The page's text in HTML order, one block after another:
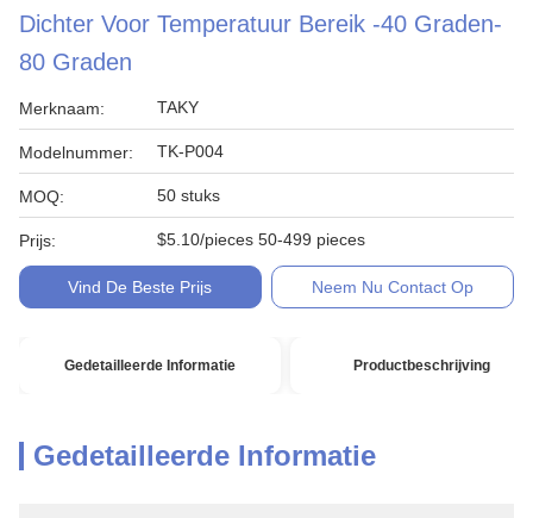
Dichter Voor Temperatuur Bereik -40 Graden-
80 Graden
Merknaam: TAKY
Modelnummer: TK-P004
MOQ: 50 stuks
Prijs: $5.10/pieces 50-499 pieces
Vind De Beste Prijs Neem Nu Contact Op
Gedetailleerde Informatie Productbeschrijving
Gedetailleerde Informatie